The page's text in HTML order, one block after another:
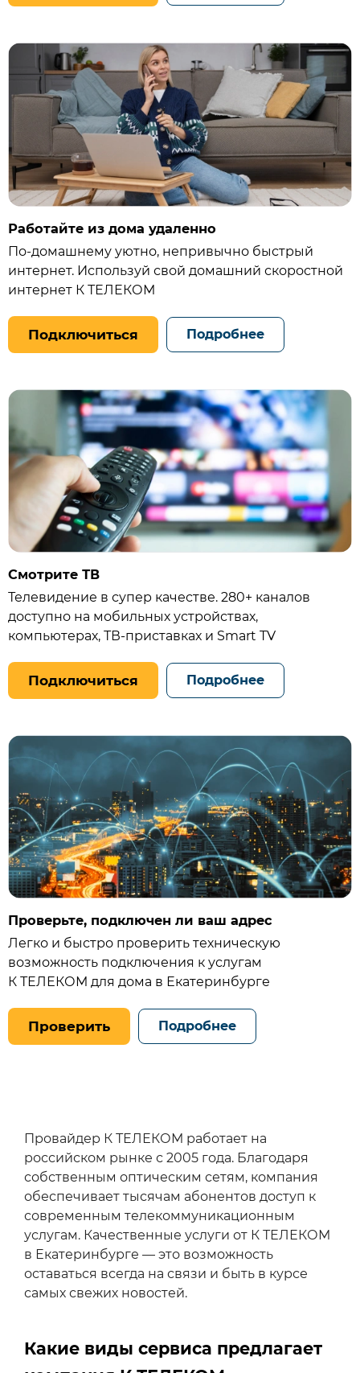
Работайте из дома удаленно
По-домашнему уютно, непривычно быстрый
интернет. Используй свой домашний скоростной
интернет К ТЕЛЕКОМ
Подключиться Подробнее
Смотрите ТВ
Телевидение в супер качестве. 280+ каналов
доступно на мобильных устройствах,
компьютерах, ТВ‑приставках и Smart TV
Подключиться Подробнее
Проверьте, подключен ли ваш адрес
Легко и быстро проверить техническую
возможность подключения к услугам
К ТЕЛЕКОМ для дома в Екатеринбурге
Проверить Подробнее
Популярные
сервисы
Провайдер К ТЕЛЕКОМ работает на
российском рынке с 2005 года. Благодаря
собственным оптическим сетям, компания
обеспечивает тысячам абонентов доступ к
современным телекоммуникационным
услугам. Качественные услуги от К ТЕЛЕКОМ
в Екатеринбурге — это возможность
оставаться всегда на связи и быть в курсе
самых свежих новостей.
Какие виды сервиса предлагает